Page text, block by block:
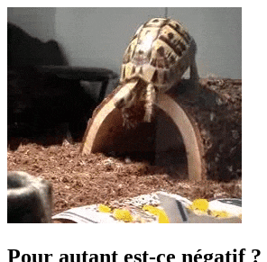
Pour autant est-ce négatif ?